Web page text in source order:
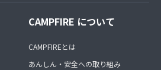
CAMPFIRE について
CAMPFIREとは
あんしん・安全への取り組み